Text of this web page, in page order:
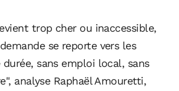
trop cher ou inaccessible,
se reporte vers les
sans emploi local, sans
analyse Raphaël Amouretti,